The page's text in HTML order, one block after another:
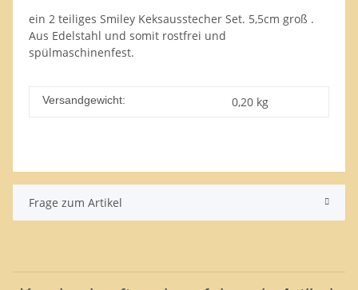
ein 2 teiliges Smiley Keksausstecher Set. 5,5cm groß .
Aus Edelstahl und somit rostfrei und
spülmaschinenfest.
Versandgewicht: 0,20 kg
Frage zum Artikel